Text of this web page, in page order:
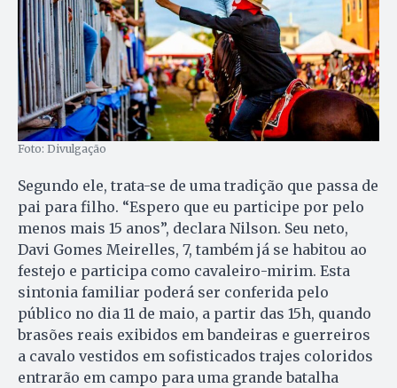
Foto: Divulgação
Segundo ele, trata-se de uma tradição que passa de
pai para filho. “Espero que eu participe por pelo
menos mais 15 anos”, declara Nilson. Seu neto,
Davi Gomes Meirelles, 7, também já se habitou ao
festejo e participa como cavaleiro-mirim. Esta
sintonia familiar poderá ser conferida pelo
público no dia 11 de maio, a partir das 15h, quando
brasões reais exibidos em bandeiras e guerreiros
a cavalo vestidos em sofisticados trajes coloridos
entrarão em campo para uma grande batalha